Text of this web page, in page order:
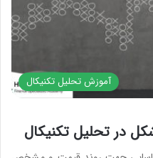
آموزش تحلیل تکنیکال
در تحلیل تکنیکال